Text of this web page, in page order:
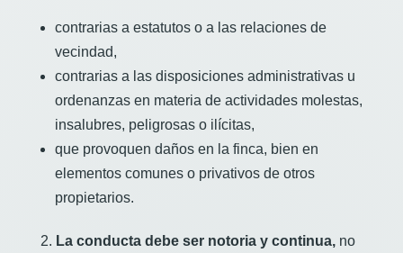
contrarias a estatutos o a las relaciones de
vecindad,
contrarias a las disposiciones administrativas u
ordenanzas en materia de actividades molestas,
insalubres, peligrosas o ilícitas,
que provoquen daños en la finca, bien en
elementos comunes o privativos de otros
propietarios.
2. La conducta debe ser notoria y continua,no